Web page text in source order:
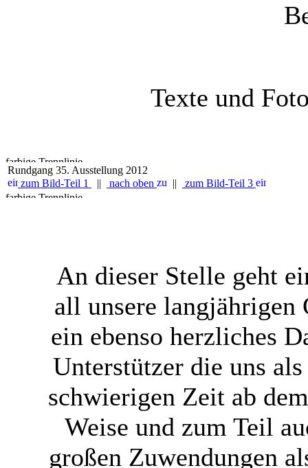
Texte und
Rundgang 35. Ausstellung 2012
zum Bild-Teil 1
|| nach oben || zum Bild-Teil 3
An dieser Stelle geht
all unsere langjährigen
ein ebenso herzliches
Unterstützer die uns
schwierigen Zeit ab
Weise und zum Teil
großen Zuwendungen